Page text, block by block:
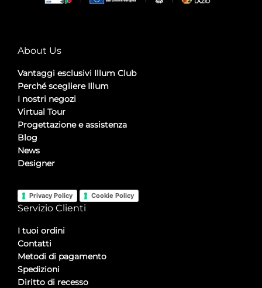
About Us
Vantaggi esclusivi Illum Club
Perché scegliere Illum
I nostri negozi
Virtual Tour
Progettazione e assistenza
Blog
News
Designer
Privacy Policy Cookie Policy
Servizio Clienti
I tuoi ordini
Contatti
Metodi di pagamento
Spedizioni
Diritto di recesso